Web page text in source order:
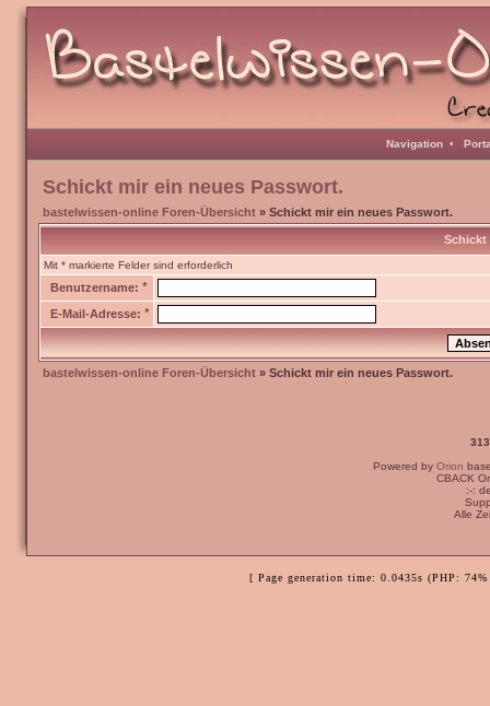
Navigation •
Schickt mir ein neues Passwort.
bastelwissen-online Foren-Übersicht » Schickt mir ein neues Passwort.
Schickt
Mit * markierte Felder sind erforderlich
Benutzername: *
E-Mail-Adresse: *
bastelwissen-online Foren-Übersicht » Schickt mir ein neues Passwort.
Powered by Orion
CBACK
:-:
Alle
[ Page generation time: 0.0435s (PHP: